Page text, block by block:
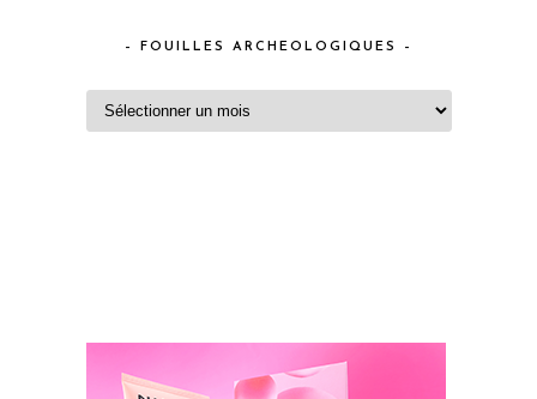
– FOUILLES ARCHEOLOGIQUES –